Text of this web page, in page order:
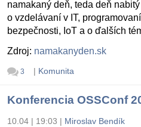
namakaný deň, teda deň
o vzdelávaní v IT,
bezpečnosti, IoT a o ďalších
Zdroj: namakanyden.sk
3 | Komunita
Konferencia OSSConf
10.04 | 19:03 | Miroslav Bendík